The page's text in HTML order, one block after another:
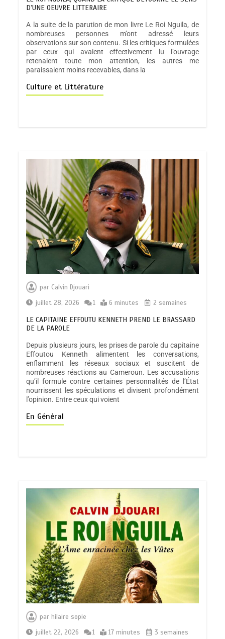
D’UNE OEUVRE LITTERAIRE
A la suite de la parution de mon livre Le Roi Nguila, de
nombreuses personnes m’ont adressé leurs
observations sur son contenu. Si les critiques formulées
par ceux qui avaient effectivement lu l’ouvrage
retenaient toute mon attention, les autres me
paraissaient moins recevables, dans la
Culture et Littérature
par Calvin Djouari
juillet 28, 2026
1 6 minutes 2 semaines
LE CAPITAINE EFFOUTU KENNETH PREND LE BRASSARD
DE LA PAROLE
Depuis plusieurs jours, les prises de parole du capitaine
Effoutou Kenneth alimentent les conversations,
enflamment les réseaux sociaux et suscitent de
nombreuses réactions au Cameroun. Les accusations
qu’il formule contre certaines personnalités de l’État
nourrissent les spéculations et divisent profondément
l’opinion. Entre ceux qui voient
En Général
par hilaire sopie
juillet 22, 2026
1 17 minutes 3 semaines